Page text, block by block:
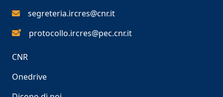
segreteria.ircres@cnr.it
protocollo.ircres@pec.cnr.it
CNR
Onedrive